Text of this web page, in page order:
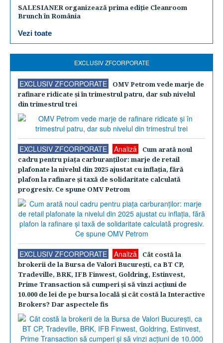
SALESIANER organizează prima ediție Cleanroom
Brunch în România
Vezi toate
EXCLUSIV ZFCORPORATE
EXCLUSIV ZFCORPORATE
OMV Petrom vede marje de
rafinare ridicate şi în trimestrul patru, dar sub nivelul
din trimestrul trei
EXCLUSIV ZFCORPORATE Analiză
Cum arată noul
cadru pentru piaţa carburanţilor: marje de retail
plafonate la nivelul din 2025 ajustat cu inflaţia, fără
plafon la rafinare şi taxă de solidaritate calculată
progresiv. Ce spune OMV Petrom
EXCLUSIV ZFCORPORATE Analiză
Cât costă la
brokerii de la Bursa de Valori Bucureşti, ca BT CP,
Tradeville, BRK, IFB Finwest, Goldring, Estinvest,
Prime Transaction să cumperi şi să vinzi acţiuni de
10.000 de lei de pe bursa locală şi cât costă la Interactive
Brokers? Dar aspectele fis